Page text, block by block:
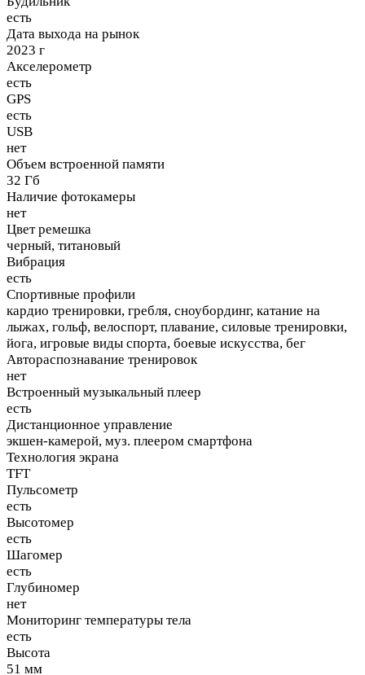
есть
Дата выхода на рынок
2023 г
Акселерометр
есть
GPS
есть
USB
нет
Объем встроенной памяти
32 Гб
Наличие фотокамеры
нет
Цвет ремешка
черный, титановый
Вибрация
есть
Спортивные профили
кардио тренировки, гребля, сноубординг, катание на
лыжах, гольф, велоспорт, плавание, силовые тренировки,
йога, игровые виды спорта, боевые искусства, бег
Автораспознавание тренировок
нет
Встроенный музыкальный плеер
есть
Дистанционное управление
экшен-камерой, муз. плеером смартфона
Технология экрана
TFT
Пульсометр
есть
Высотомер
есть
Шагомер
есть
Глубиномер
нет
Мониторинг температуры тела
есть
Высота
51 мм